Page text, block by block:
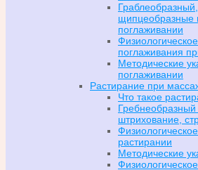
щипцеобразные
поглаживании
поглаживания
Методические
поглаживании
Растирание при
Что такое
штрихование,
растирании
Методические